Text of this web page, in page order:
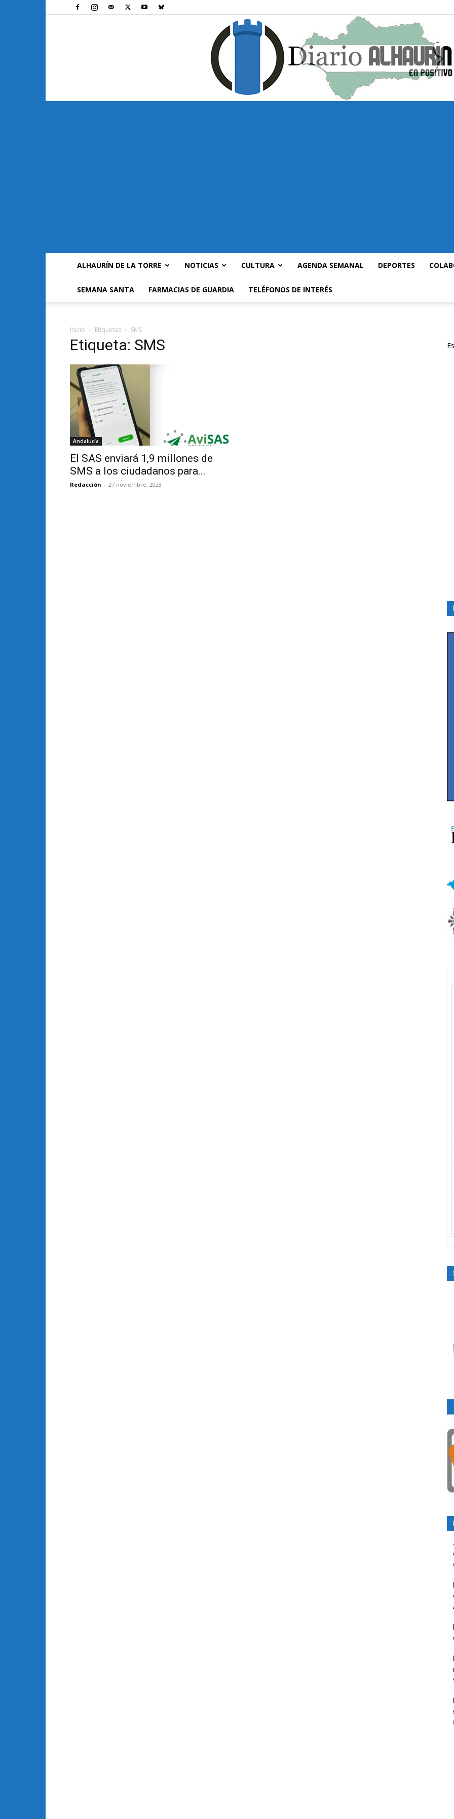
ALHAURÍN DE LA TORRE NOTICIAS CULTURA AGENDA SEMANAL DEPORTES
SEMANA SANTA FARMACIAS DE GUARDIA TELÉFONOS DE INTERÉS
Inicio Etiquetas SMS
Etiqueta: SMS
Andalucía
El SAS enviará 1,9 millones de
SMS a los ciudadanos para...
Redacción - 27 noviembre, 2023